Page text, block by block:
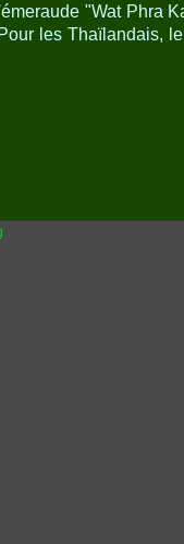
"Wat Phra
les Thaïlandais,